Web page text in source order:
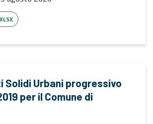
Solidi Urbani progressivo
per il Comune di